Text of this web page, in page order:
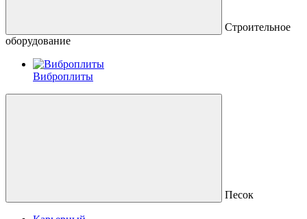
Строительное
оборудование
Виброплиты
Песок